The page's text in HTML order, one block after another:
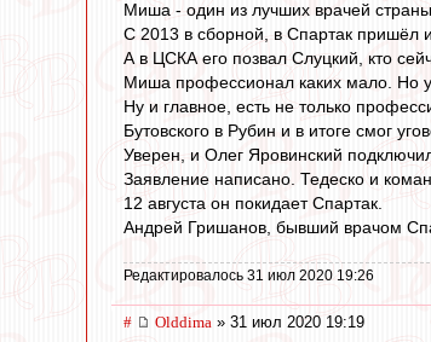
Миша - один из лучших врачей
С 2013 в сборной, в Спартак пришёл
А в ЦСКА его позвал Слуцкий, кто
Миша профессионал каких мало. Но
Ну и главное, есть не только
Бутовского в Рубин и в итоге смог
Уверен, и Олег Яровинский
Заявление написано. Тедеско и
12 августа он покидает Спартак.
Андрей Гришанов, бывший врачом
Редактировалось 31 июл 2020 19:26
# Olddima » 31 июл 2020 19:19